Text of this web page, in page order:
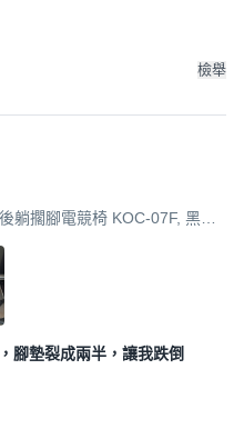
檢舉
躺擱腳電競椅 KOC-07F, 黑配
腳墊裂成兩半，讓我跌倒